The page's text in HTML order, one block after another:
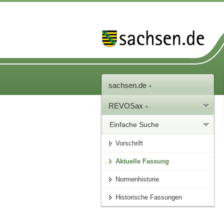
sachsen.de
REVOSax
Einfache Suche
Vorschrift
Aktuelle Fassung
Normenhistorie
Historische Fassungen